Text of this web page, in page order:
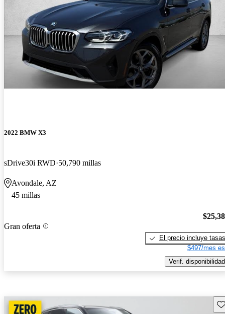
2022 BMW X3
sDrive30i RWD 50,790 millas
Avondale, AZ
45 millas
Gran oferta
El precio incluye tasas
$497/mes
Verif. disponibilidad